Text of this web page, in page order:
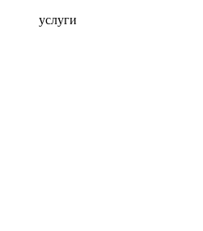
услуги